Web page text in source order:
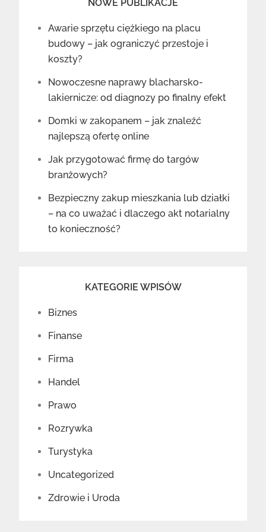
NOWE PUBLIKACJE
Awarie sprzętu ciężkiego na placu
budowy – jak ograniczyć przestoje i
koszty?
Nowoczesne naprawy blacharsko-
lakiernicze: od diagnozy po finalny efekt
Domki w zakopanem – jak znaleźć
najlepszą ofertę online
Jak przygotować firmę do targów
branżowych?
Bezpieczny zakup mieszkania lub działki
– na co uważać i dlaczego akt notarialny
to konieczność?
KATEGORIE WPISÓW
Biznes
Finanse
Firma
Handel
Prawo
Rozrywka
Turystyka
Uncategorized
Zdrowie i Uroda